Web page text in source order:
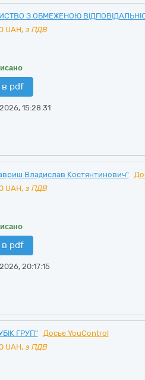
З ОБМЕЖЕНОЮ
UAH, з ПДВ
в pdf
15:28:31
Владислав Костянтинович"
UAH, з ПДВ
в pdf
20:17:15
ГРУП"
Досьє YouControl
UAH, з ПДВ